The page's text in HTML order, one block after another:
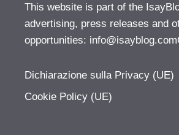
This website is part of the
advertising, press releases and
opportunities:
Dichiarazione sulla Privacy (UE)
Cookie Policy (UE)